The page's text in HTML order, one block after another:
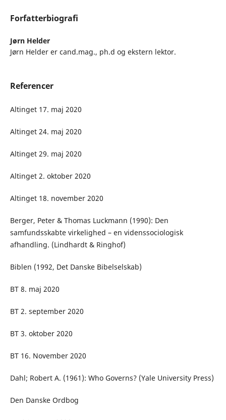
Forfatterbiografi
Jørn Helder
Jørn Helder er cand.mag., ph.d og ekstern lektor.
Referencer
Altinget 17. maj 2020
Altinget 24. maj 2020
Altinget 29. maj 2020
Altinget 2. oktober 2020
Altinget 18. november 2020
Berger, Peter & Thomas Luckmann (1990): Den
samfundsskabte virkelighed – en videnssociologisk
afhandling. (Lindhardt & Ringhof)
Biblen (1992, Det Danske Bibelselskab)
BT 8. maj 2020
BT 2. september 2020
BT 3. oktober 2020
BT 16. November 2020
Dahl; Robert A. (1961): Who Governs? (Yale University Press)
Den Danske Ordbog